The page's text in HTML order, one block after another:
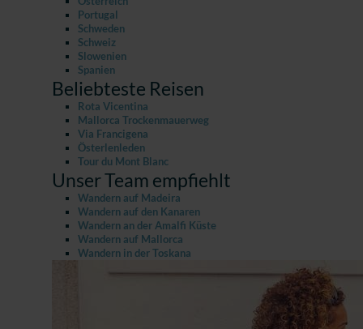
Portugal
Schweden
Schweiz
Slowenien
Spanien
Beliebteste Reisen
Rota Vicentina
Mallorca Trockenmauerweg
Via Francigena
Österlenleden
Tour du Mont Blanc
Unser Team empfiehlt
Wandern auf Madeira
Wandern auf den Kanaren
Wandern an der Amalfi Küste
Wandern auf Mallorca
Wandern in der Toskana